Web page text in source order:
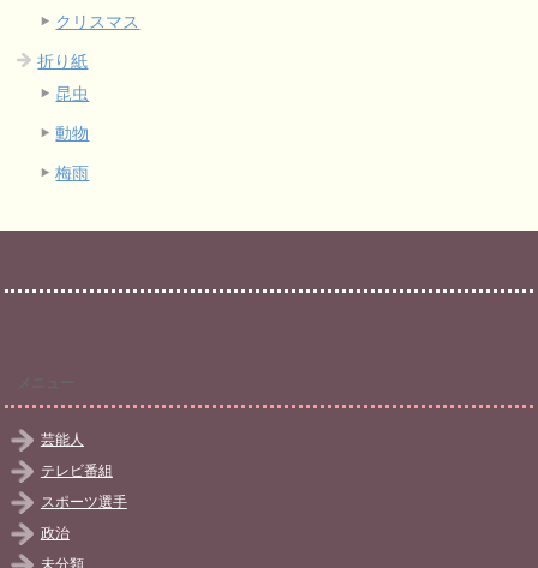
クリスマス
折り紙
昆虫
動物
梅雨
芸能人
テレビ番組
スポーツ選手
政治
未分類